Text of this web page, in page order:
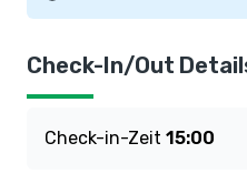
Check-In/Out
Check-in-Zeit 15:00